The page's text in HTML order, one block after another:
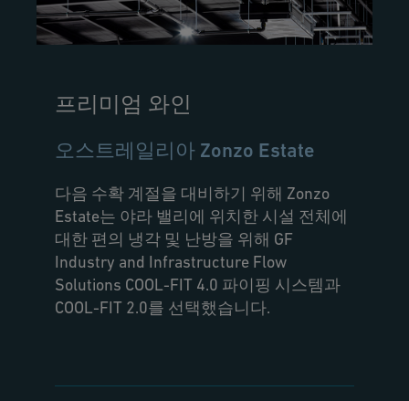
프리미엄 와인
오스트레일리아 Zonzo Estate
다음 수확 계절을 대비하기 위해 Zonzo
Estate는 야라 밸리에 위치한 시설 전체에
대한 편의 냉각 및 난방을 위해 GF
Industry and Infrastructure Flow
Solutions COOL-FIT 4.0 파이핑 시스템과
COOL-FIT 2.0를 선택했습니다.